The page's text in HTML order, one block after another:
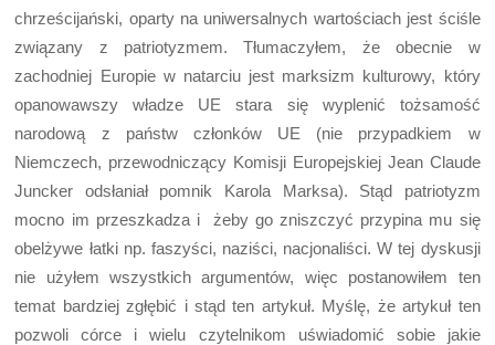
chrześcijański, oparty na uniwersalnych wartościach jest ściśle
związany z patriotyzmem. Tłumaczyłem, że obecnie w
zachodniej Europie w natarciu jest marksizm kulturowy, który
opanowawszy władze UE stara się wyplenić tożsamość
narodową z państw członków UE (nie przypadkiem w
Niemczech, przewodniczący Komisji Europejskiej Jean Claude
Juncker odsłaniał pomnik Karola Marksa). Stąd patriotyzm
mocno im przeszkadza i żeby go zniszczyć przypina mu się
obelżywe łatki np. faszyści, naziści, nacjonaliści. W tej dyskusji
nie użyłem wszystkich argumentów, więc postanowiłem ten
temat bardziej zgłębić i stąd ten artykuł. Myślę, że artykuł ten
pozwoli córce i wielu czytelnikom uświadomić sobie jakie